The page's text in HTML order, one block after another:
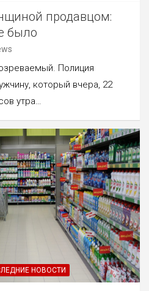
продавцом:
было
Полиция
который вчера, 22
утра…
НОВОСТИ